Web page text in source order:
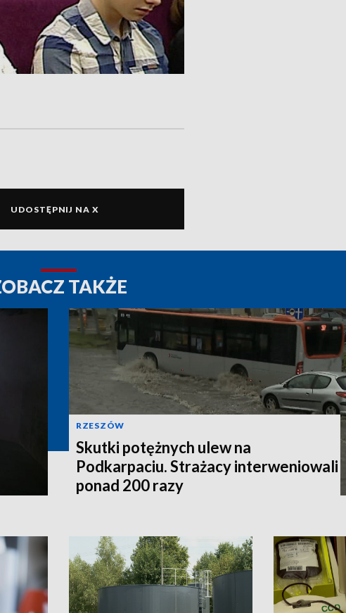
UDOSTĘPNIJ NA X
TAKŻE
RZESZÓW
Skutki potężnych ulew na
Podkarpaciu. Strażacy interweniowali
ponad 200 razy